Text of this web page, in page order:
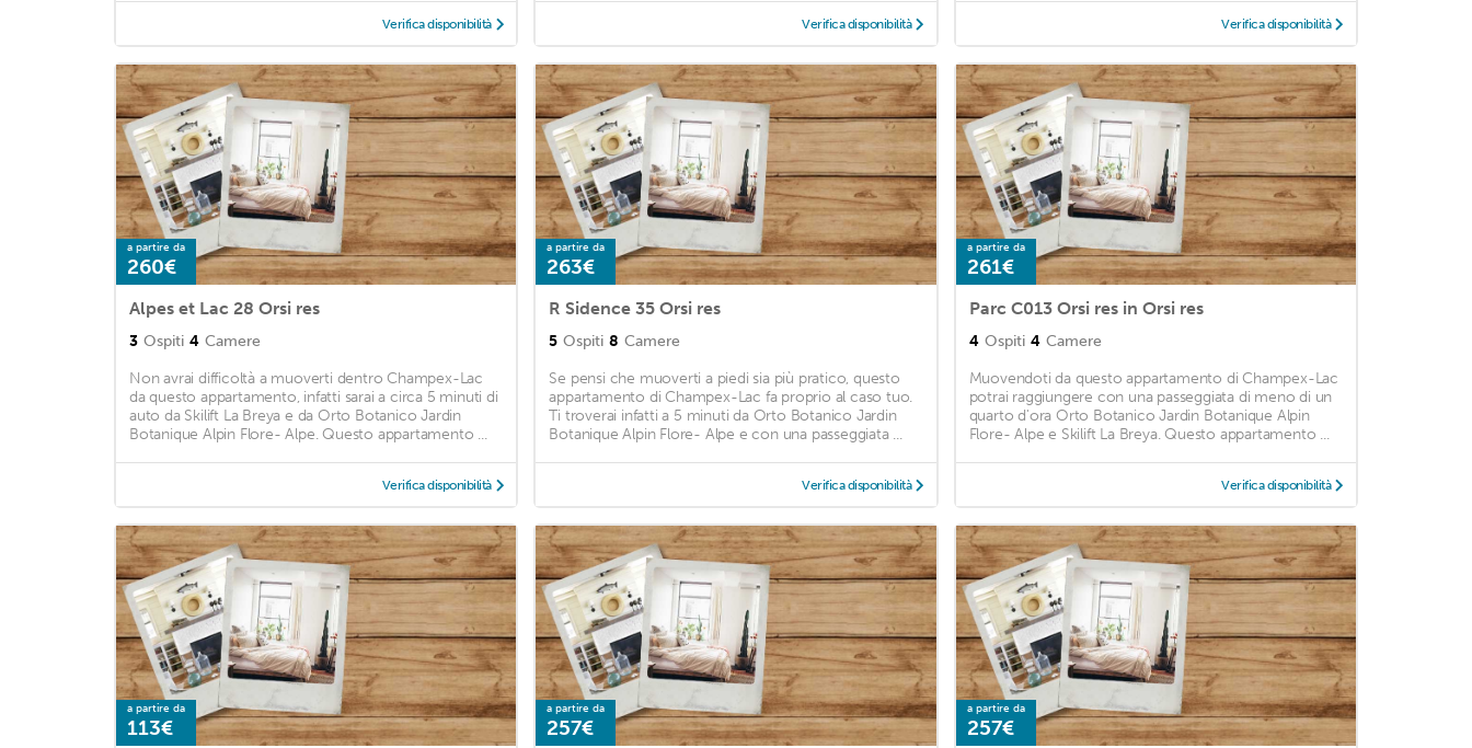
Verifica disponibilità Verifica disponibilità Verifica disponibilità
a partire da
260€
Alpes et Lac 28 Orsi res
3 Ospiti 4 Camere
Non avrai difficoltà a muoverti dentro Champex-Lac
da questo appartamento, infatti sarai a circa 5 minuti di
auto da Skilift La Breya e da Orto Botanico Jardin
Botanique Alpin Flore- Alpe. Questo appartamento ...
Verifica disponibilità
a partire da
263€
R Sidence 35 Orsi res
5 Ospiti 8 Camere
Se pensi che muoverti a piedi sia più pratico, questo
appartamento di Champex-Lac fa proprio al caso tuo.
Ti troverai infatti a 5 minuti da Orto Botanico Jardin
Botanique Alpin Flore- Alpe e con una passeggiata ...
Verifica disponibilità
a partire da
261€
Parc C013 Orsi res in Orsi res
4 Ospiti 4 Camere
Muovendoti da questo appartamento di Champex-Lac
potrai raggiungere con una passeggiata di meno di un
quarto d'ora Orto Botanico Jardin Botanique Alpin
Flore- Alpe e Skilift La Breya. Questo appartamento ...
Verifica disponibilità
a partire da
113€
a partire da
257€
a partire da
257€